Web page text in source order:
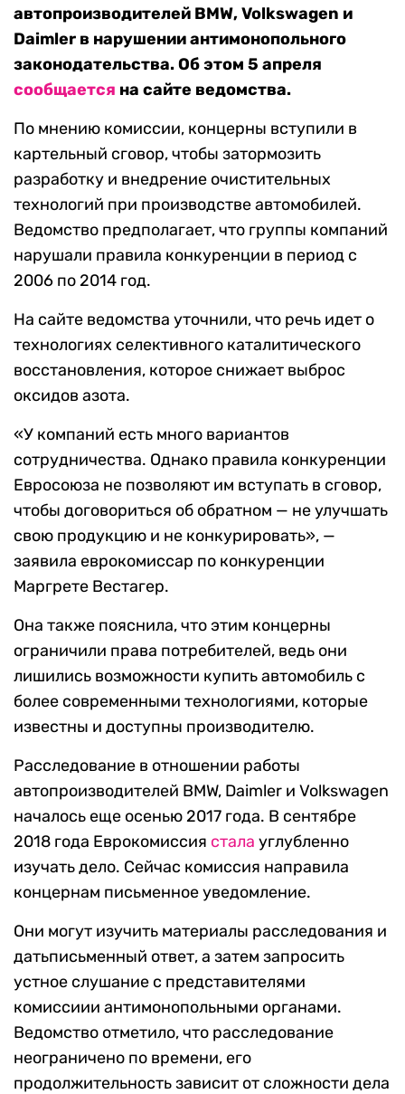
автопроизводителей BMW, Volkswagen и
Daimler в нарушении антимонопольного
законодательства. Об этом 5 апреля
сообщается на сайте ведомства.
По мнению комиссии, концерны вступили в
картельный сговор, чтобы затормозить
разработку и внедрение очистительных
технологий при производстве автомобилей.
Ведомство предполагает, что группы компаний
нарушали правила конкуренции в период с
2006 по 2014 год.
На сайте ведомства уточнили, что речь идет о
технологиях селективного каталитического
восстановления, которое снижает выброс
оксидов азота.
«У компаний есть много вариантов
сотрудничества. Однако правила конкуренции
Евросоюза не позволяют им вступать в сговор,
чтобы договориться об обратном — не улучшать
свою продукцию и не конкурировать», —
заявила еврокомиссар по конкуренции
Маргрете Вестагер.
Она также пояснила, что этим концерны
ограничили права потребителей, ведь они
лишились возможности купить автомобиль с
более современными технологиями, которые
известны и доступны производителю.
Расследование в отношении работы
автопроизводителей BMW, Daimler и Volkswagen
началось еще осенью 2017 года. В сентябре
2018 года Еврокомиссия стала углубленно
изучать дело. Сейчас комиссия направила
концернам письменное уведомление.
Они могут изучить материалы расследования и
датьписьменный ответ, а затем запросить
устное слушание с представителями
комиссиии антимонопольными органами.
Ведомство отметило, что расследование
неограничено по времени, его
продолжительность зависит от сложности дела